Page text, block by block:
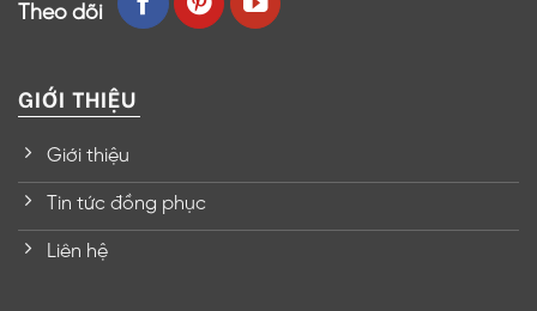
Theo dõi
GIỚI THIỆU
Giới thiệu
Tin tức đồng phục
Liên hệ